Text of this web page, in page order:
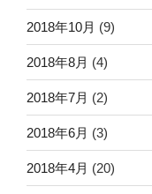
2018年10月 (9)
2018年8月 (4)
2018年7月 (2)
2018年6月 (3)
2018年4月 (20)